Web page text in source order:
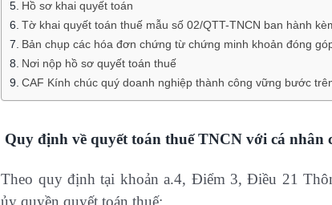
Hồ sơ khai quyết toán
Tờ khai quyết toán thuế mẫu số 02/QTT-TNCN ban hành
Bản chụp các hóa đơn chứng từ chứng minh khoản đóng
Nơi nộp hồ sơ quyết toán thuế
CAF Kính chúc quý doanh nghiệp thành công vững bước
Quy định về quyết toán thuế TNCN với cá nhân
Theo quy định tại khoản a.4, Điểm 3, Điều 21
ủy quyền quyết toán thuế: